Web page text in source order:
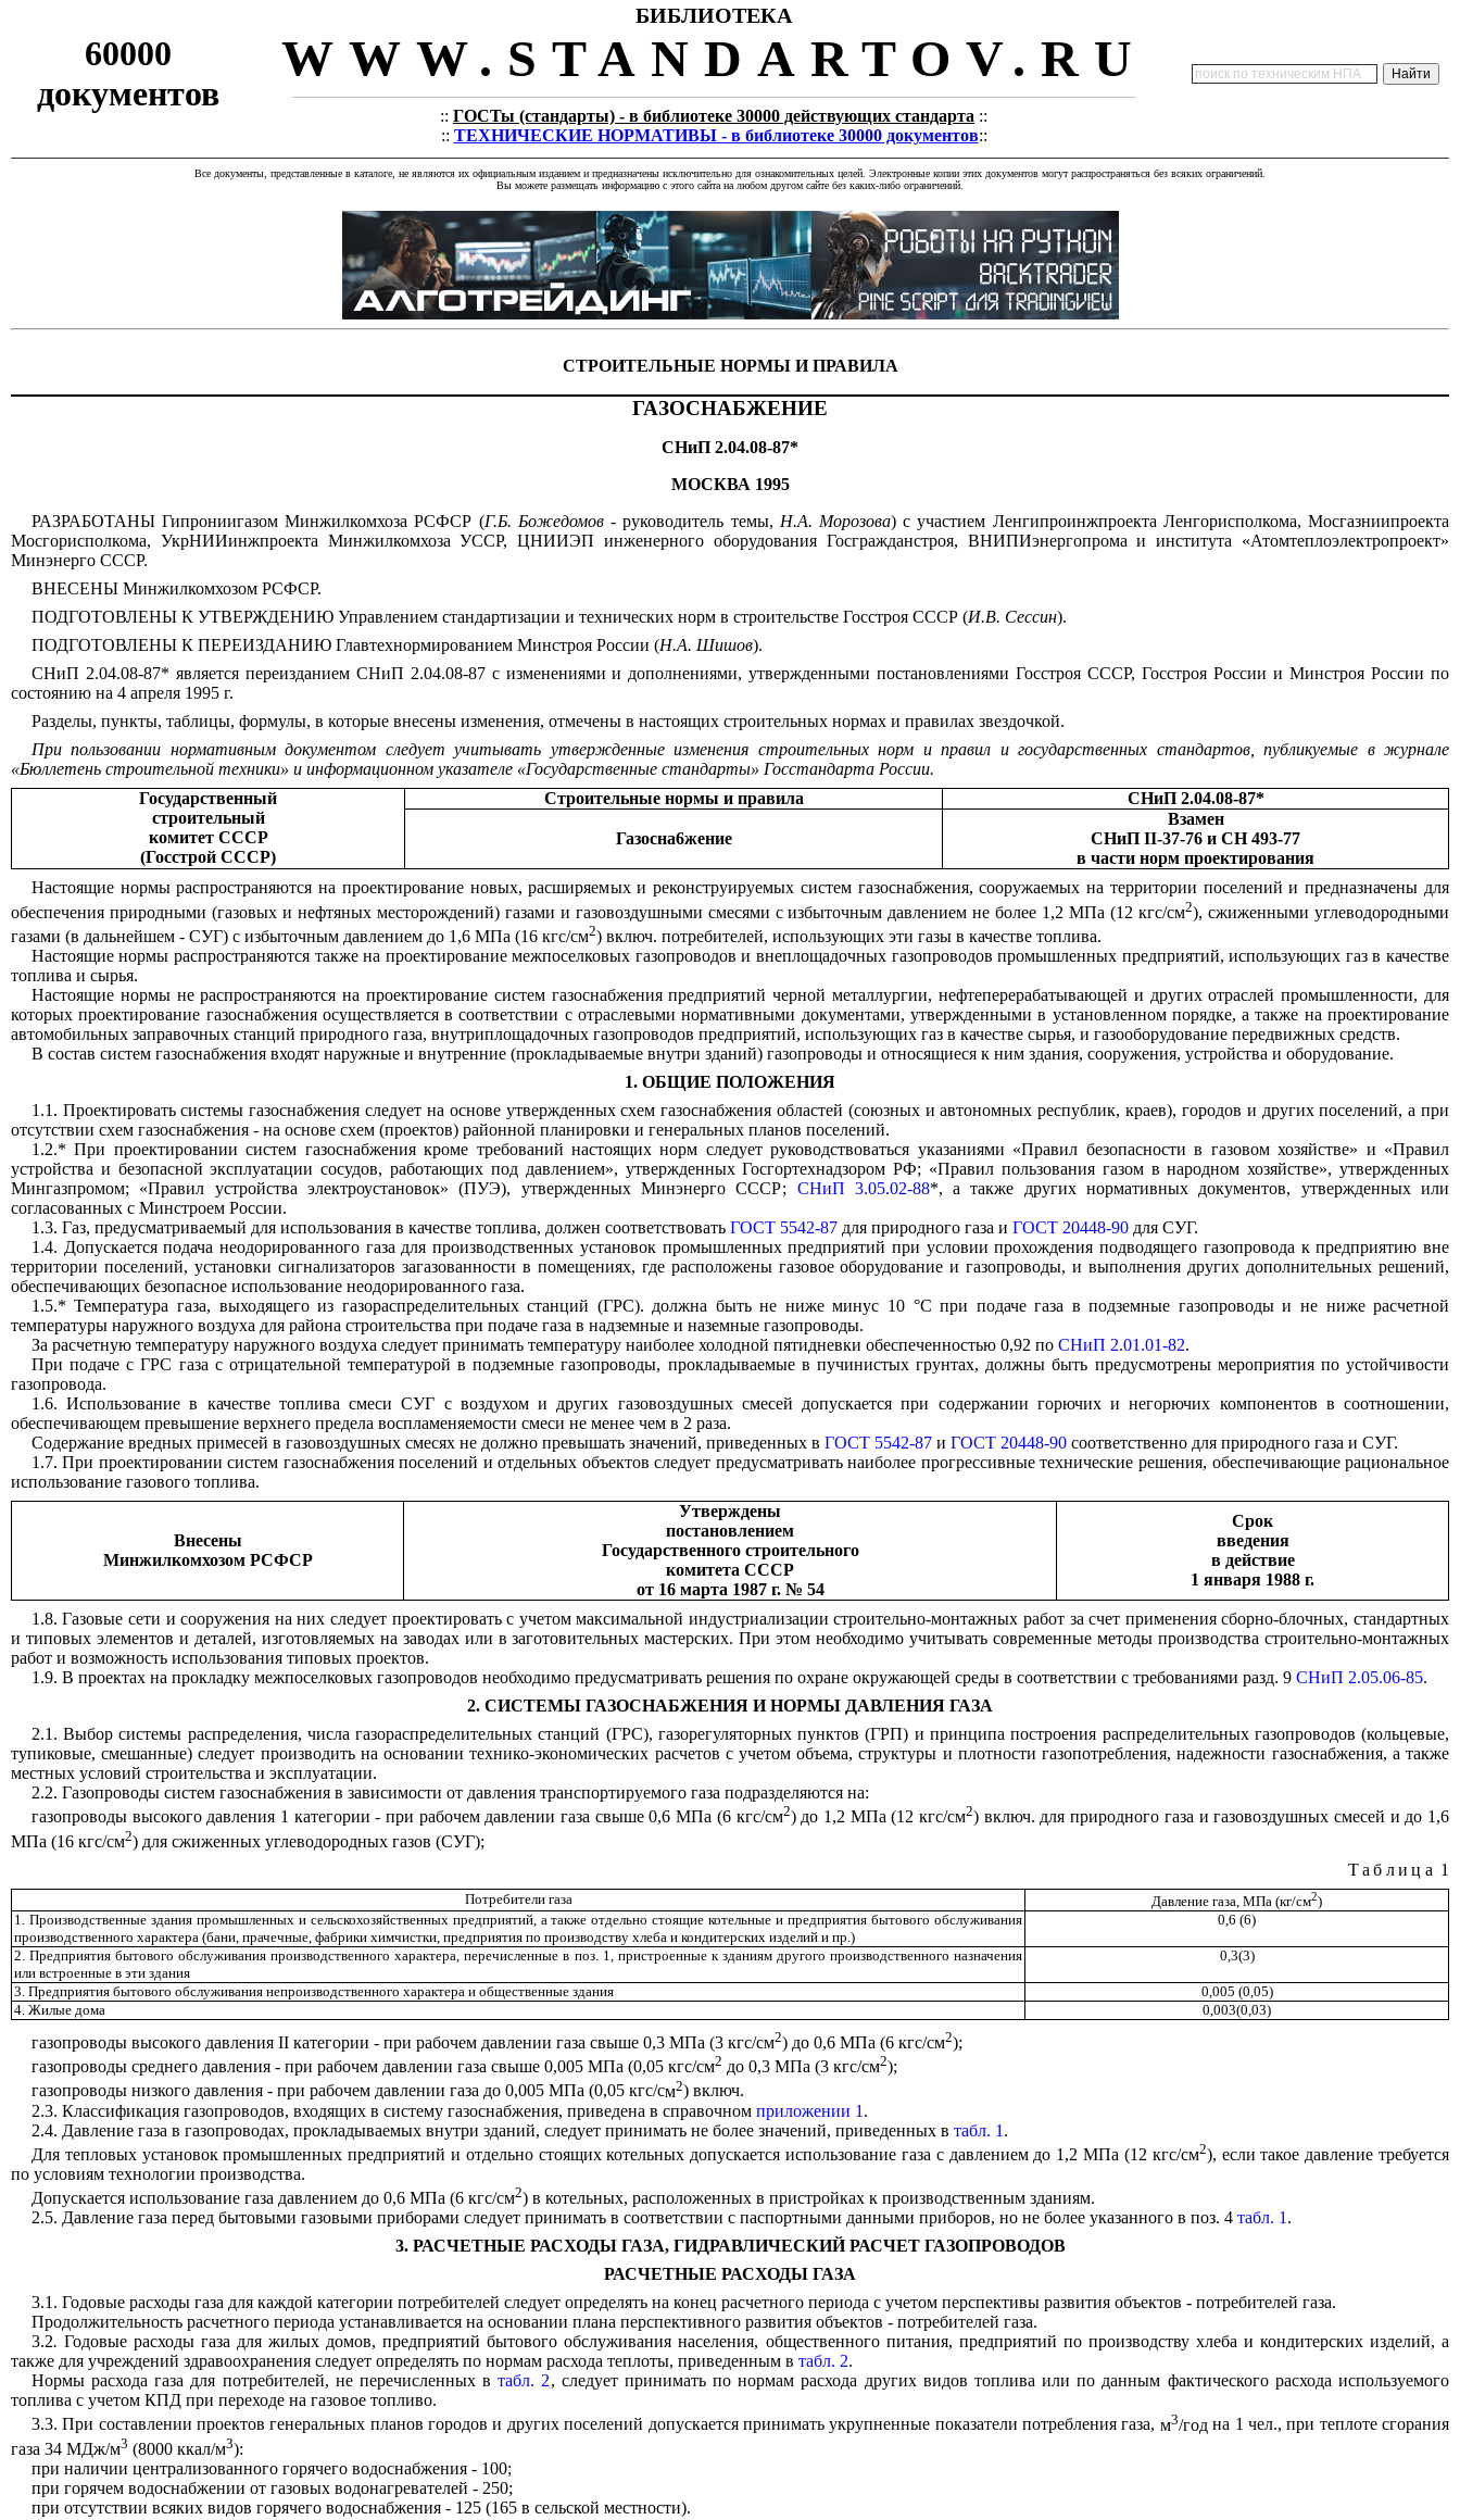
60000
документов
БИБЛИОТЕКА
WWW.STANDARTOV.RU
:: ГОСТы (стандарты) - в библиотеке 30000 действующих стандарта ::
:: ТЕХНИЧЕСКИЕ НОРМАТИВЫ - в библиотеке 30000 документов::
Все документы, представленные в каталоге, не являются их официальным изданием и предназначены исключительно для ознакомительных целей. Электронные копии этих документов могут распространяться без всяких ограничений.
Вы можете размещать информацию с этого сайта на любом другом сайте без каких-либо ограничений.
СТРОИТЕЛЬНЫЕ НОРМЫ И ПРАВИЛА
ГАЗОСНАБЖЕНИЕ
СНиП 2.04.08-87*
МОСКВА 1995
РАЗРАБОТАНЫ Гипрониигазом Минжилкомхоза РСФСР (Г.Б. Божедомов- руководитель темы, Н.А. Морозова) с участием Ленгипроинжпроекта Ленгорисполкома, Мосгазниипроекта
Мосгорисполкома, УкрНИИинжпроекта Минжилкомхоза УССР, ЦНИИЭП инженерного оборудования Госгражданстроя, ВНИПИэнергопрома и института «Атомтеплоэлектропроект»
Минэнерго СССР.
ВНЕСЕНЫ Минжилкомхозом РСФСР.
ПОДГОТОВЛЕНЫ К УТВЕРЖДЕНИЮ Управлением стандартизации и технических норм в строительстве Госстроя СССР (И.В. Сессин).
ПОДГОТОВЛЕНЫ К ПЕРЕИЗДАНИЮ Главтехнормированием Минстроя России (Н.А. Шишов).
СНиП 2.04.08-87* является переизданием СНиП 2.04.08-87 с изменениями и дополнениями, утвержденными постановлениями Госстроя СССР, Госстроя России и Минстроя России по
состоянию на 4 апреля 1995 г.
Разделы, пункты, таблицы, формулы, в которые внесены изменения, отмечены в настоящих строительных нормах и правилах звездочкой.
При пользовании нормативным документом следует учитывать утвержденные изменения строительных норм и правил и государственных стандартов, публикуемые в журнале
«Бюллетень строительной техники» и информационном указателе «Государственные стандарты» Госстандарта России.
Государственный
строительный
комитет СССР
(Госстрой СССР)
Строительные нормы и правила СНиП 2.04.08-87*
Газосна6жение
Взамен
СНиП II-37-76 и СН 493-77
в части норм проектирования
Настоящие нормы распространяются на проектирование новых, расширяемых и реконструируемых систем газоснабжения, сооружаемых на территории поселенийи предназначены для
обеспечения природными (газовых и нефтяных месторождений)газами и газовоздушными смесями с избыточным давлением не более 1 ,2 МПа (12кгс/см2),сжиженными углеводородными
газами (в дальнейшем - СУГ) с избыточным давлением до 1,6 МПа (16 кгс/см2) включ. потребителей, использующих эти газы в качестве топлива.
Настоящие нормы распространяются также на проектированиемежпоселковых газопроводови внеплощадочных газопроводов промышленных предприятий,использующих газ в качестве
топлива и сырья.
Настоящие нормы не распространяются на проектированиесистем газоснабжения предприятий черной металлургии, нефтеперерабатывающей и других отраслей промышленности, для
которых проектирование газоснабжения осуществляется в соответствии с отраслевыми нормативными документами, утвержденными в установленном порядке, а также на проектирование
автомобильных заправочных станций природного газа, внутриплощадочных газопроводов предприятий, использующих газ в качестве сырья, и газооборудование передвижных средств.
В состав систем газоснабжения входят наружные и внутренние (прокладываемые внутри зданий) газопроводы и относящиеся к ним здания, сооружения, устройства и оборудование.
1. ОБЩИЕ ПОЛОЖЕНИЯ
1.1 . Проектировать системы газоснабжения следует на основе утвержденных схем газоснабжения областей (союзных и автономных республик, краев), городов и других поселений, а при
отсутствии схем газоснабжения - на основе схем (проектов) районной планировки и генеральных планов поселений.
1.2.* При проектировании систем газоснабжения кроме требований настоящих норм следует руководствоваться указаниями «Правил безопасности в газовом хозяйстве» и «Правил
устройства и безопасной эксплуатации сосудов, работающих под давлением», утвержденныхГосгортехнадзором РФ; «Правил пользования газом в народном хозяйстве», утвержденных
Мингазпромом; «Правил устройства электроустановок» (ПУЭ), утвержденных МинэнергоСССР; СНиП 3.05.02-88*, а также другихнормативных документов, утвержденных или
согласованных с Минстроем России.
1.3. Газ, предусматриваемый для использования в качестветоплива, должен соответствовать ГОСТ 5542-87дляприродного газа и ГОСТ 20448-90для СУГ.
1.4. Допускаетсяподачанеодорированного газа для производственных установок промышленных предприятий при условии прохождения подводящего газопровода к предприятию вне
территории поселений, установки сигнализаторов загазованности в помещениях, где расположены газовое оборудование и газопроводы, и выполнения других дополнительных решений,
обеспечивающих безопасное использование неодорированного газа.
1.5.* Температура газа, выходящего из газораспределительных станций (ГРС). должна быть не ниже минус 10 °С при подаче газа в подземные газопроводы и не нижерасчетной
температуры наружного воздуха для района строительства при подаче газа в надземные и наземные газопроводы.
За расчетную температуру наружного воздуха следует принимать температуру наиболее холодной пятидневки обеспеченностью 0,92 по СНиП 2.01.01-82.
При подаче сГРС газа с отрицательной температуройв подземные газопроводы, прокладываемые в пучинистых грунтах, должны быть предусмотрены мероприятия по устойчивости
газопровода.
1 .6. Использование в качестве топлива смеси СУГ с воздухом и других газовоздушных смесей допускается при содержании горючих и негорючих компонентов в соотношении,
обеспечивающем превышение верхнего предела воспламеняемости смеси не менее чем в 2 раза.
Содержание вредных примесей в газовоздушных смесях не должно превышать значений, приведенных в ГОСТ 5542-87и ГОСТ 20448-90соответственно для природного газа и СУГ.
1 .7. При проектировании систем газоснабжения поселений и отдельных объектов следует предусматривать наиболее прогрессивные технические решения, обеспечивающие рациональное
использование газового топлива.
Внесены
Минжилкомхозом РСФСР
Утверждены
постановлением
Государственного строительного
комитета СССР
от 16 марта 1987 г. № 54
Срок
введения
в действие
1 января 1988 г.
1.8. Газовые сети и сооружения на них следует проектировать с учетом максимальной индустриализации строительно-монтажных работ за счет применениясборно-блочных, стандартных
и типовых элементов и деталей, изготовляемых на заводах или в заготовительных мастерских. При этом необходимо учитывать современные методы производства строительно-монтажных
работ и возможность использования типовых проектов.
1.9. В проектах на прокладку межпоселковых газопроводов необходимо предусматривать решения по охране окружающей среды в соответствии с требованиями разд. 9 СНиП 2.05.06-85.
2. СИСТЕМЫ ГАЗОСНАБЖЕНИЯ И НОРМЫ ДАВЛЕНИЯ ГАЗА
2.1. Выбор системы распределения, числа газораспределительных станций (ГРС), газорегуляторныхпунктов(ГРП) и принципа построения распределительныхгазопроводов (кольцевые,
тупиковые, смешанные) следует производить на основании технико-экономических расчетов с учетом объема, структуры и плотности газопотребления, надежности газоснабжения, а также
местных условий строительства и эксплуатации.
2.2. Газопроводы систем газоснабжения в зависимости от давления транспортируемого газа подразделяются на:
газопроводы высокого давления 1 категории - при рабочем давлении газа свыше 0,6 МПа (6 кгс/см2) до 1,2 МПа (12 кгс/см2) включ. для природного газа и газовоздушных смесей и до 1,6
МПа (16 кгс/см2) для сжиженных углеводородных газов (СУГ);
Таблица 1
Потребители газа Давление газа, МПа (кг/см2)
1. Производственные здания промышленных и сельскохозяйственных предприятий, а также отдельно стоящие котельные и предприятия бытового обслуживания
производственного характера (бани, прачечные, фабрики химчистки, предприятия по производству хлеба и кондитерских изделий и пр.)
0,6 (6)
2. Предприятия бытового обслуживания производственного характера, перечисленные в поз. 1, пристроенные к зданиям другого производственного назначения
или встроенныев эти здания
0,3(3)
3. Предприятия бытового обслуживания непроизводственного характера и общественные здания
0,005 (0,05)
4. Жилые дома
0,003(0,03)
газопроводы высокого давления II категории - при рабочем давлении газа свыше 0,3 МПа (3 кгс/см2)до 0,6 МПа (6 кгс/см2);
газопроводы среднего давления - при рабочем давлении газа свыше 0,005 МПа (0,05 кгс/см2 до 0,3 МПа (3 кгс/см2);
газопроводы низкого давления- при рабочем давлении газа до 0,005 МПа (0,05 кгс/см2) включ.
2.3. Классификация газопроводов, входящих в систему газоснабжения, приведена в справочном приложении 1 .
2.4. Давление газа в газопроводах, прокладываемых внутри зданий, следует принимать не более значений, приведенных в табл. 1 .
Для тепловых установок промышленных предприятий и отдельно стоящих котельных допускаетсяиспользование газа с давлением до 1,2 МПа (12 кгс/см2), если такое давление требуется
по условиям технологии производства.
Допускается использование газа давлением до 0,6 МПа (6 кгс/см2)в котельных, расположенных в пристройках к производственным зданиям.
2.5. Давление газа передбытовыми газовыми приборами следует принимать в соответствии с паспортными данными приборов, но не более указанного в поз. 4 табл. 1 .
3. РАСЧЕТНЫЕ РАСХОДЫ ГАЗА, ГИДРАВЛИЧЕСКИЙ РАСЧЕТ ГАЗОПРОВОДОВ
РАСЧЕТНЫЕ РАСХОДЫ ГАЗА
3.1. Годовые расходы газа для каждой категории потребителей следует определять на конец расчетного периода с учетом перспективы развития объектов - потребителей газа.
Продолжительность расчетного периода устанавливается на основании плана перспективного развития объектов - потребителей газа.
3.2. Годовые расходы газа для жилых домов, предприятий бытового обслуживания населения, общественного питания, предприятий по производству хлеба и кондитерских изделий, а
также для учреждений здравоохранения следует определять по нормам расхода теплоты, приведенным в табл. 2.
Нормы расхода газа для потребителей, не перечисленных втабл. 2, следует принимать по нормам расхода других видов топлива или по данным фактического расхода используемого
топлива с учетом КПД при переходе на газовое топливо.
3.3. При составлении проектов генеральных планов городов и других поселений допускается принимать укрупненные показатели потребления газа, м3/годна 1 чел., при теплоте сгорания
газа 34 МДж/м3 (8000 ккал/м3):
при наличии централизованного горячего водоснабжения - 100;
при горячем водоснабжении от газовых водонагревателей - 250;
при отсутствии всяких видов горячего водоснабжения - 125 (165 в сельской местности).